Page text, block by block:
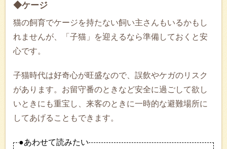
◆ケージ
猫の飼育でケージを持たない飼い主さんもいるかもし
れませんが、「子猫」を迎えるなら準備しておくと安
心です。
子猫時代は好奇心が旺盛なので、誤飲やケガのリスク
があります。お留守番のときなど安全に過ごして欲し
いときにも重宝し、来客のときに一時的な避難場所に
してあげることもできます。
●あわせて読みたい